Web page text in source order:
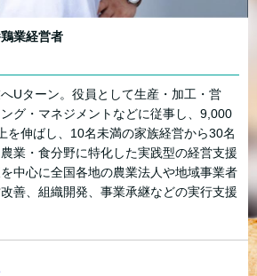
業経営者
Uターン。役員として生産・加工・営
グ・マネジメントなどに従事し、9,000
を伸ばし、10名未満の家族経営から30名
業・食分野に特化した実践型の経営支援
中心に全国各地の農業法人や地域事業者
善、組織開発、事業承継などの実行支援